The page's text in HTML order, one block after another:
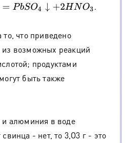
↓ +2HNO3 .
что приведено
возможных реакций
продуктами
быть также
и алюминия в воде
- нет, то 3,О3 г - это